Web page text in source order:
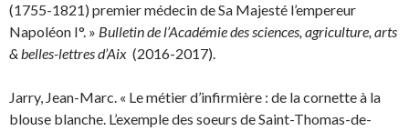
(1755-1821) premier médecin de Sa Majesté l’empereur
Napoléon I°. » Bulletin de l’Académie des sciences, agriculture, arts
& belles-lettres d’Aix (2016-2017).
Jarry, Jean-Marc. « Le métier d’infirmière : de la cornette à la
blouse blanche. L’exemple des soeurs de Saint-Thomas-de-